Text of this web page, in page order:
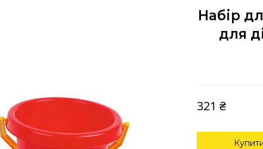
Набір
для
321 ₴